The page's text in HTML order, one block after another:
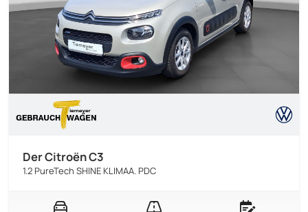
Der Citroën C3
1.2 PureTech SHINE KLIMAA. PDC